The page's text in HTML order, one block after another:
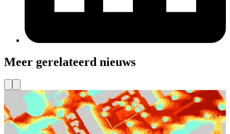
Meer gerelateerd nieuws
Klimaatadaptieve Stad
Doe mee met de Verhitte Straat Challenge